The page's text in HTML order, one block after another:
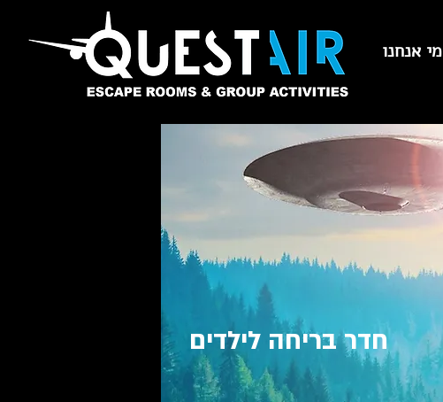
questair קווסטר חדר בריחה אסקייפ רום escape room המטוס מי אנחנו
חדר בריחה לילדים